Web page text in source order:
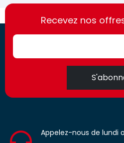
https://france-
access.fr
https://france-
access.fr
Recevez nos
Appelez-nous de lundi